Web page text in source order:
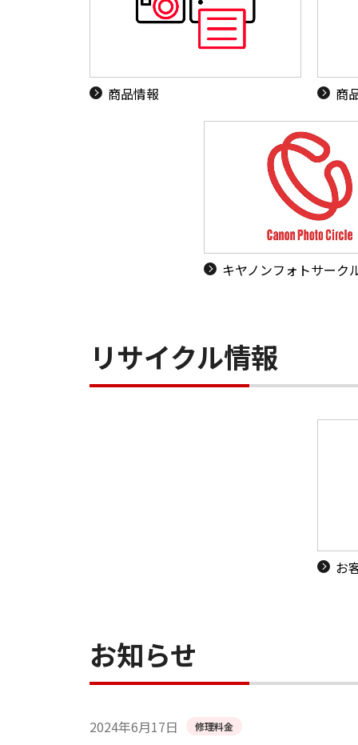
商品情報 商
キヤノンフォトサーク
リサイクル情報
お
お知らせ
2024年6月17日 修理料金